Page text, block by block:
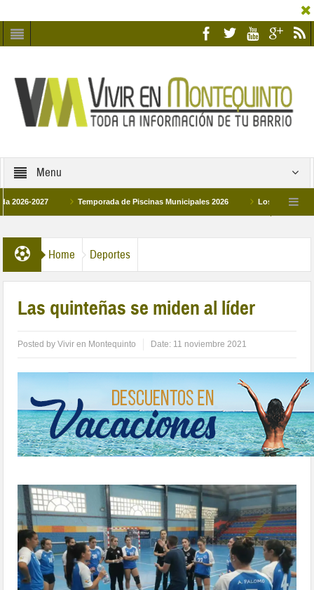
Menu
Temporada de Piscinas Municipales 2026 Los Campus de
Home Deportes
Las quinteñas se miden al líder
Posted byVivir en Montequinto Date: 11 noviembre 2021